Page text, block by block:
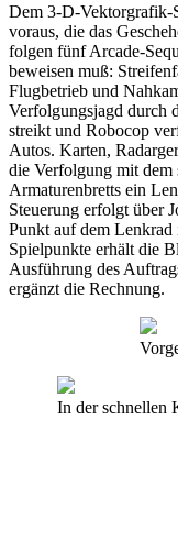
Dem 3-D-Vektorgrafik-
voraus, die das
folgen fünf Arcade-
beweisen muß:
Flugbetrieb und
Verfolgungsjagd durch
streikt und Robocop
Autos. Karten,
die Verfolgung mit dem
Armaturenbretts ein
Steuerung erfolgt über
Punkt auf dem
Spielpunkte erhält die
Ausführung des
ergänzt die Rechnung.
In der schnellen